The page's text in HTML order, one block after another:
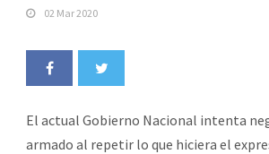
02 Mar 2020
El actual Gobierno Nacional intenta
armado al repetir lo que hiciera el